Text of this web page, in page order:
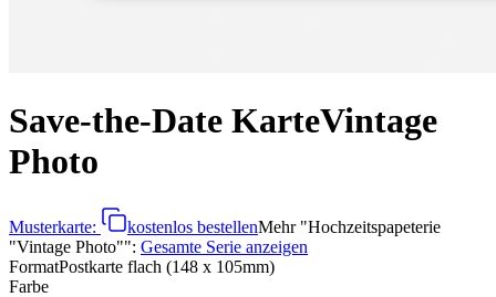
Save-the-Date KarteVintage
Photo
Musterkarte: kostenlos bestellenMehr"Hochzeitspapeterie
"Vintage Photo"": Gesamte Serie anzeigen
FormatPostkarte flach (148 x 105mm)
Farbe